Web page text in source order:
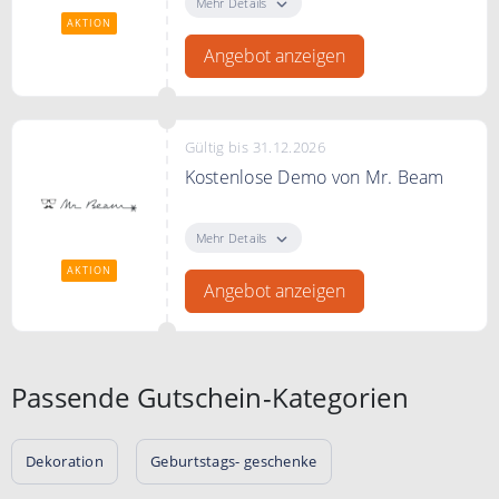
AKTION
Angebot anzeigen
AKTION
Gültig bis 31.12.2026
Kostenlose Demo von Mr. Beam
Lasercutter.
Mehr Details
Angebot anzeigen
Passende Gutschein-Kategorien
Dekoration Geburtstags- geschenke